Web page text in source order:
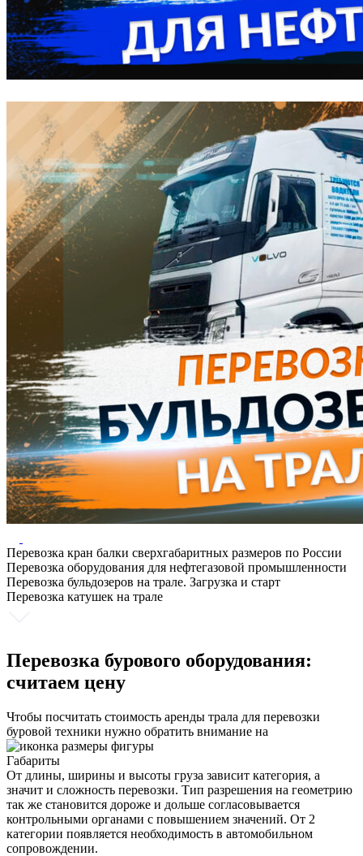
Перевозка кран балки сверхгабаритных размеров по России
Перевозка оборудования для нефтегазовой промышленности
Перевозка бульдозеров на трале. Загрузка и старт
Перевозка катушек на трале
Перевозка бурового оборудования:
считаем цену
Чтобы посчитать стоимость аренды трала для перевозки
буровой техники нужно обратить внимание на
Габариты
От длины, ширины и высоты груза зависит категория, а
значит и сложность перевозки. Тип разрешения на геометрию
так же становится дороже и дольше согласовывается
контрольными органами с повышением значений. От 2
категории появляется необходимость в автомобильном
сопровождении.